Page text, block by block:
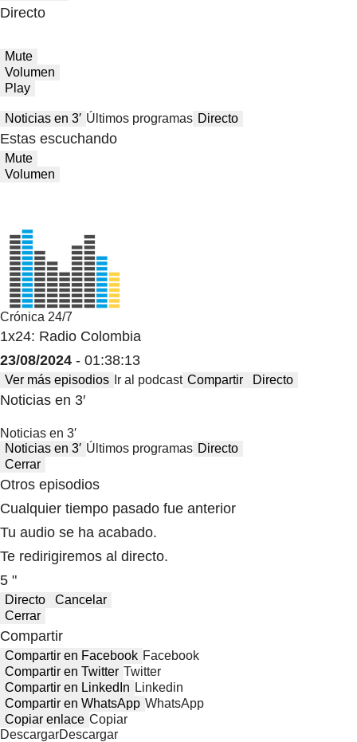
Directo
Mute
Volumen
Play
Noticias en 3′ Últimos programas Directo
Estas escuchando
Mute
Volumen
Crónica 24/7
1x24: Radio Colombia
23/08/2024 - 01:38:13
Ver más episodios Ir al podcast Compartir Directo
Noticias en 3′
Noticias en 3′
Noticias en 3′ Últimos programas Directo
Cerrar
Otros episodios
Cualquier tiempo pasado fue anterior
Tu audio se ha acabado.
Te redirigiremos al directo.
5 "
Directo
Cancelar
Cerrar
Compartir
Compartir en Facebook Facebook
Compartir en Twitter Twitter
Compartir en LinkedIn Linkedin
Compartir en WhatsApp WhatsApp
Copiar enlace Copiar
DescargarDescargar